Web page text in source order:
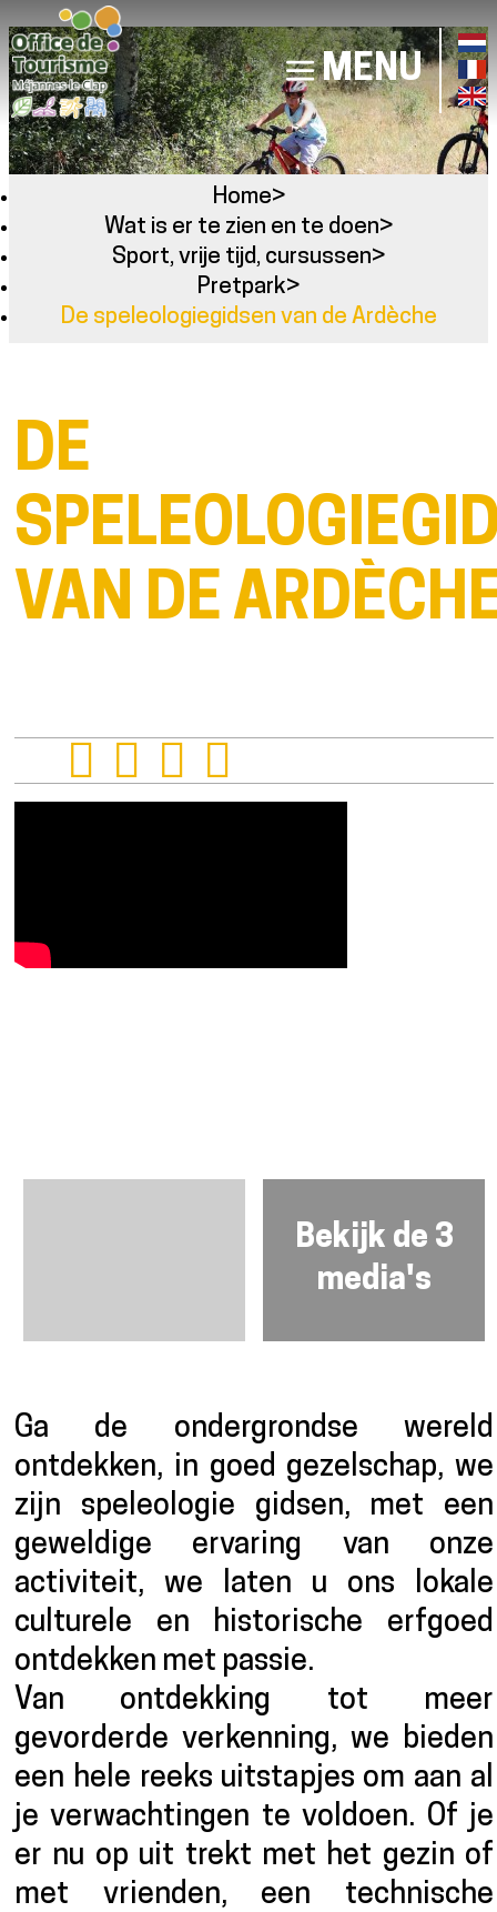
MENU
Home>
Wat is er te zien en te doen>
Sport, vrije tijd, cursussen>
Pretpark>
De speleologiegidsen van de Ardèche
DE
VAN DE
Bekijk de 3
media's
Presentatie
Ga de ondergrondse wereld
ontdekken, in goed gezelschap, we
zijn speleologie gidsen, met een
geweldige ervaring van onze
activiteit, we laten u ons lokale
culturele en historische erfgoed
ontdekken met passie.
Van ontdekking tot meer
gevorderde verkenning, we bieden
een hele reeks uitstapjes om aan al
je verwachtingen te voldoen. Of je
er nu op uit trekt met het gezin of
met vrienden, een technische